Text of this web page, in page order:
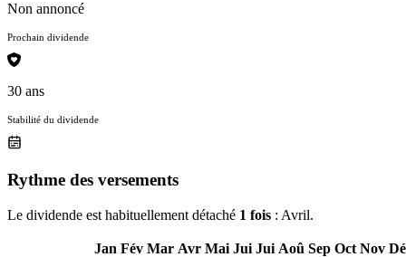
Non annoncé
Prochain dividende
30 ans
Stabilité du dividende
Rythme des versements
Le dividende est habituellement détaché 1 fois : Avril.
Jan Fév Mar Avr Mai Jui Jui Aoû Sep Oct Nov